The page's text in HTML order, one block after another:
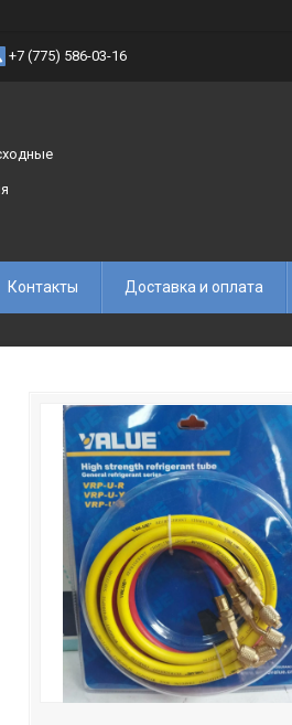
+7 (775) 586-03-16
Контакты Доставка и оплата